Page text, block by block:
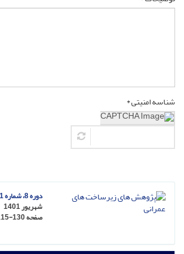
شناسه امنیتی *
دوره 8، شماره 1 - شماره پیاپی 14
شهریور 1401
صفحه130